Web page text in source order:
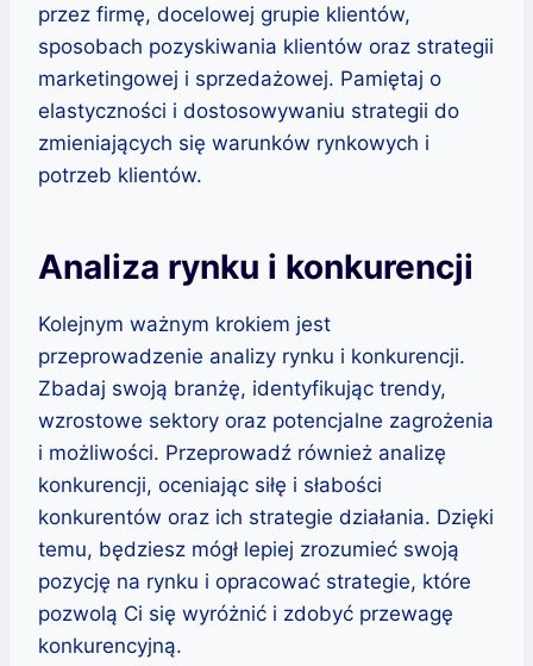
przez firmę, docelowej grupie klientów,
sposobach pozyskiwania klientów oraz strategii
marketingowej i sprzedażowej. Pamiętaj o
elastyczności i dostosowywaniu strategii do
zmieniających się warunków rynkowych i
potrzeb klientów.
Analiza rynku i konkurencji
Kolejnym ważnym krokiem jest
przeprowadzenie analizy rynku i konkurencji.
Zbadaj swoją branżę, identyfikując trendy,
wzrostowe sektory oraz potencjalne zagrożenia
i możliwości. Przeprowadź również analizę
konkurencji, oceniając siłę i słabości
konkurentów oraz ich strategie działania. Dzięki
temu, będziesz mógł lepiej zrozumieć swoją
pozycję na rynku i opracować strategie, które
pozwolą Ci się wyróżnić i zdobyć przewagę
konkurencyjną.